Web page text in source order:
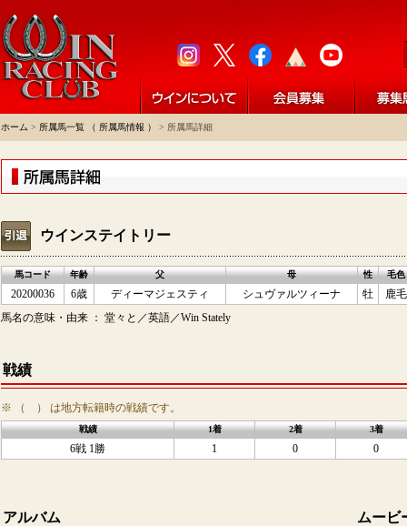
ホーム > 所属馬一覧 （ 所属馬情報 ） > 所属馬詳細
ウインステイトリー
馬コード 年齢 父 母 性 毛色
20200036 6歳 ディーマジェスティ シュヴァルツィーナ 牡
鹿毛
馬名の意味・由来 ： 堂々と／英語／Win Stately
戦績
※ （ ） は地方転籍時の戦績です。
戦績 1着 2着 3着
6戦 1勝 1 0 0
アルバム ムービ